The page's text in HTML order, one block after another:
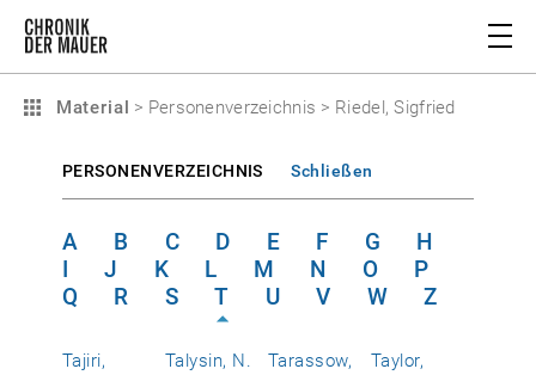
Material > Personenverzeichnis > Riedel, Sigfried
PERSONENVERZEICHNIS Schließen
A B C D E F G
H
I
J K L M N O
P
Q
R S T U V W Z
Tajiri,
Talysin, N.
Tarassow,
Taylor,